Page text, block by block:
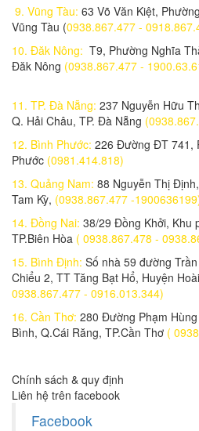
Lắp đặt trọn bộ 1 Camera IP Wifi
1,400,000 đ
Lắp đặt trọn bộ 1 Camera IP Wifi
1,050,000 đ
Lắp trọn bộ 1 Camera IP 2.0 MP
950,000 đ
Lắp đặt trọn bộ 1 Camera IP 2.0
B21F
1,400,000 đ
1,900,000 đ
Lắp đặt trọn bộ 1 camera IP KBONE
1,100,000 đ
1,500,000 đ
Lắp đặt trọn bộ 1 camera EZVIZ C6N
1,100,000 đ
9. Vũng Tàu: 63 Võ Văn Kiệt,
Vũng Tàu (0938.867.477 -
10. Đăk Nông: T9, Phường Nghĩa
Đăk Nông (0938.867.477 -
11. TP. Đà Nẵng: 237 Nguyễn Hữu
Q. Hải Châu, TP. Đà Nẵng
12. Bình Phước: 226 Đường ĐT 741,
Phước (0981.414.818)
13. Quảng Nam: 88 Nguyễn Thị
Tam Kỳ, (0938.867.477 -
14. Đồng Nai: 38/29 Đồng Khởi, Khu
TP.Biên Hòa ( 0938.867.478 -
15. Bình Định: Số nhà 59 đường
Chiểu 2, TT Tăng Bạt Hổ, Huyện
0938.867.477 - 0916.013.344)
16. Cần Thơ: 280 Đường Phạm
Bình, Q.Cái Răng, TP.Cần Thơ (
Chính sách & quy định
Liên hệ trên facebook
Facebook